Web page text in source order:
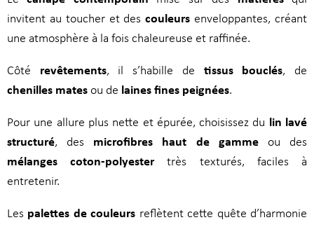
invitent au toucher et descouleurs enveloppantes, créant
une atmosphère à la fois chaleureuse et raffinée.
Côté revêtements, il s’habille de tissus bouclés, de
chenilles mates ou de laines fines peignées.
Pour une allure plus nette et épurée, choisissez du lin lavé
structuré, des microfibres haut de gamme ou des
mélanges coton-polyestertrès texturés, faciles à
entretenir.
Les palettes de couleurs reflètent cette quête d’harmonie